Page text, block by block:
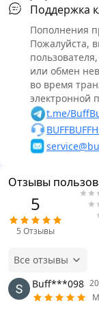
Поддержка
Пополнения
Пожалуйста,
или обмен
во время
электронной
t.me/
Отзывы
5
5 Отзывы
Все отзывы
Buff***098